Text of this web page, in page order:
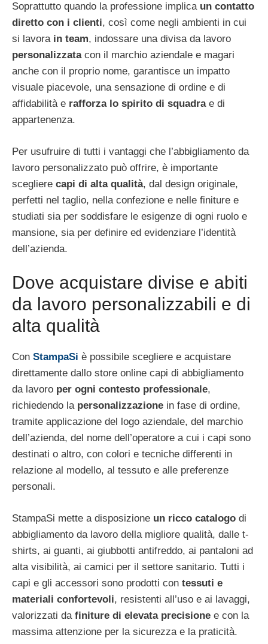
Soprattutto quando la professione implica un contatto
diretto con i clienti, così come negli ambienti in cui
si lavora in team, indossare una divisa da lavoro
personalizzatacon il marchio aziendale e magari
anche con il proprio nome, garantisce un impatto
visuale piacevole, una sensazione di ordine e di
affidabilità e rafforza lo spirito di squadrae di
appartenenza.
Per usufruire di tutti i vantaggi che l’abbigliamento da
lavoro personalizzato può offrire, è importante
scegliere capi di alta qualità, dal design originale,
perfetti nel taglio, nella confezione e nelle finiture e
studiati sia per soddisfare le esigenze di ogni ruolo e
mansione, sia per definire ed evidenziare l’identità
dell’azienda.
Dove acquistare divise e abiti
da lavoro personalizzabili e di
alta qualità
Con StampaSi è possibile scegliere e acquistare
direttamente dallo store online capi di abbigliamento
da lavoro per ogni contesto professionale,
richiedendo la personalizzazione in fase di ordine,
tramite applicazione del logo aziendale, del marchio
dell’azienda, del nome dell’operatore a cui i capi sono
destinati o altro, con colori e tecniche differenti in
relazione al modello, al tessuto e alle preferenze
personali.
StampaSi mette a disposizione un ricco catalogo di
abbigliamento da lavoro della migliore qualità, dalle t-
shirts, ai guanti, ai giubbotti antifreddo, ai pantaloni ad
alta visibilità, ai camici per il settore sanitario. Tutti i
capi e gli accessori sono prodotti con tessuti e
materiali confortevoli, resistenti all’uso e ai lavaggi,
valorizzati da finiture di elevata precisione e con la
massima attenzione per la sicurezza e la praticità.